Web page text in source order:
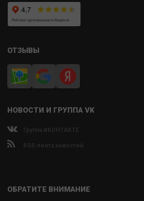
ОТЗЫВЫ
НОВОСТИ И ГРУППА VK
Группа ВКОНТАКТЕ
RSS-лента новостей
ОБРАТИТЕ ВНИМАНИЕ